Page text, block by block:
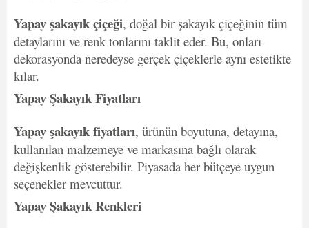
Yapay şakayık çiçeği, doğal bir şakayık çiçeğinin tüm
detaylarını ve renk tonlarını taklit eder. Bu, onları
dekorasyonda neredeyse gerçek çiçeklerle aynı estetikte
kılar.
Yapay Şakayık Fiyatları
Yapay şakayık fiyatları, ürünün boyutuna, detayına,
kullanılan malzemeye ve markasına bağlı olarak
değişkenlik gösterebilir. Piyasada her bütçeye uygun
seçenekler mevcuttur.
Yapay Şakayık Renkleri